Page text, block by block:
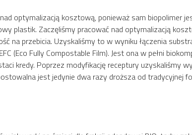
optymalizacją kosztową, ponieważ sam biopolimer
plastik. Zaczęliśmy pracować nad optymalizacją
na przebicia. Uzyskaliśmy to w wyniku łączenia
(Eco Fully Compostable Film). Jest ona w pełni
kredy. Poprzez modyfikację receptury uzyskaliśmy
jest jedynie dwa razy droższa od tradycyjnej